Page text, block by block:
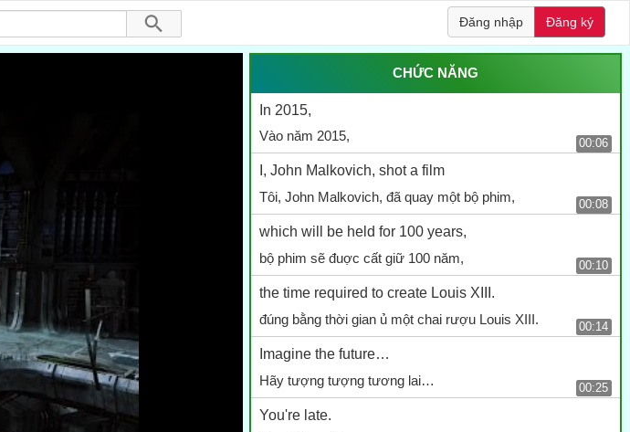
Đăng nhập Đăng ký
CHỨC NĂNG
In 2015,
Vào năm 2015,
00:06
I, John Malkovich, shot a film
Tôi, John Malkovich, đã quay một bộ phim,
00:08
which will be held for 100 years,
bộ phim sẽ đuợc cất giữ 100 năm,
00:10
the time required to create Louis XIII.
đúng bằng thời gian ủ một chai rượu Louis XIII.
00:14
Imagine the future…
Hãy tượng tượng tương lai…
00:25
You're late.